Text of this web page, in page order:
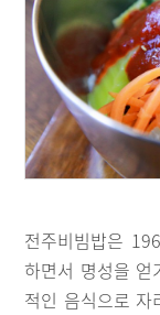
전주비빔밥은
하면서 명성을
적인 음식으로